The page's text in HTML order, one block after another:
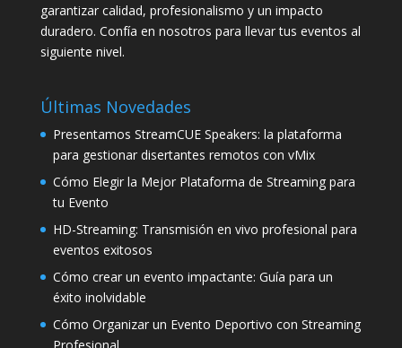
garantizar calidad, profesionalismo y un impacto
duradero. Confía en nosotros para llevar tus eventos al
siguiente nivel.
Últimas Novedades
Presentamos StreamCUE Speakers: la plataforma
para gestionar disertantes remotos con vMix
Cómo Elegir la Mejor Plataforma de Streaming para
tu Evento
HD-Streaming: Transmisión en vivo profesional para
eventos exitosos
Cómo crear un evento impactante: Guía para un
éxito inolvidable
Cómo Organizar un Evento Deportivo con Streaming